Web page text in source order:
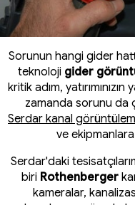
Sorunun hangi gider
teknoloji gider
kritik adım,
zamanda sorunu da
Serdar kanal
ve ekipmanlara
Serdar'daki
biri Rothenberger
kameralar,